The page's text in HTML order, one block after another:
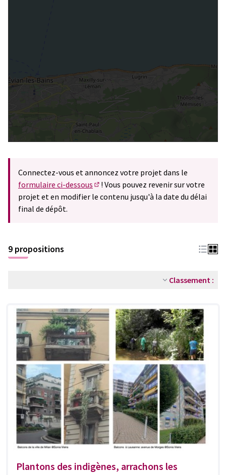
Connectez-vous et annoncez votre projet dans le
formulaire ci-dessous
(S'ouvre dans un nouvel onglet)
! Vous pouvez revenir sur votre
projet et en modifier le contenu jusqu'à la date du délai
final de dépôt.
9 propositions
Classement :
Plantons des indigènes, arrachons les